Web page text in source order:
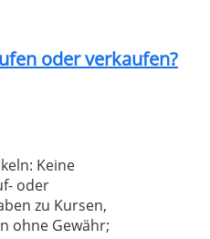
oder verkaufen?
Keine
oder
zu Kursen,
ohne Gewähr;